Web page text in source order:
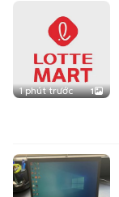
1 phút trước 1